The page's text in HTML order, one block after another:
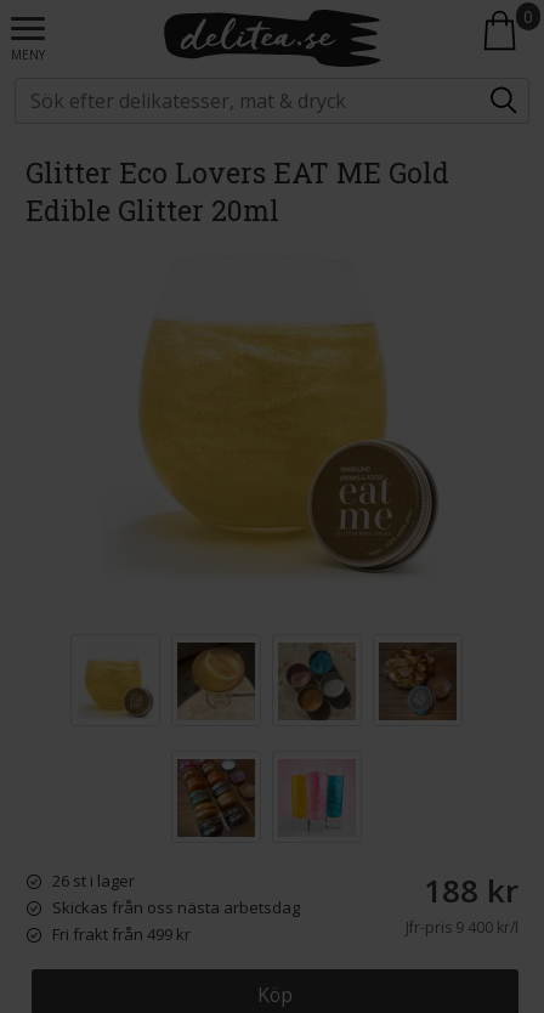
MENY
0
Glitter Eco Lovers EAT ME Gold
Edible Glitter 20ml
26 st i lager
Skickas från oss nästa arbetsdag
Fri frakt från 499 kr
188 kr
Jfr-pris9 400 kr/l
Köp